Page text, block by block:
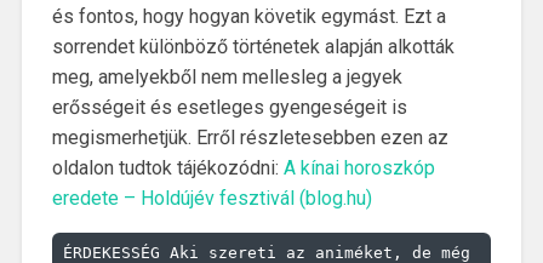
és fontos, hogy hogyan követik egymást. Ezt a
sorrendet különböző történetek alapján alkották
meg, amelyekből nem mellesleg a jegyek
erősségeit és esetleges gyengeségeit is
megismerhetjük. Erről részletesebben ezen az
oldalon tudtok tájékozódni: A kínai horoszkóp
eredete – Holdújév fesztivál (blog.hu)
ÉRDEKESSÉG Aki szereti az animéket, de még